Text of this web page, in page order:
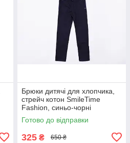
Брюки дитячі для хлопчика,
стрейч котон SmileTime
Fashion, синьо-чорні
Готово до відправки
325 ₴ 650 ₴